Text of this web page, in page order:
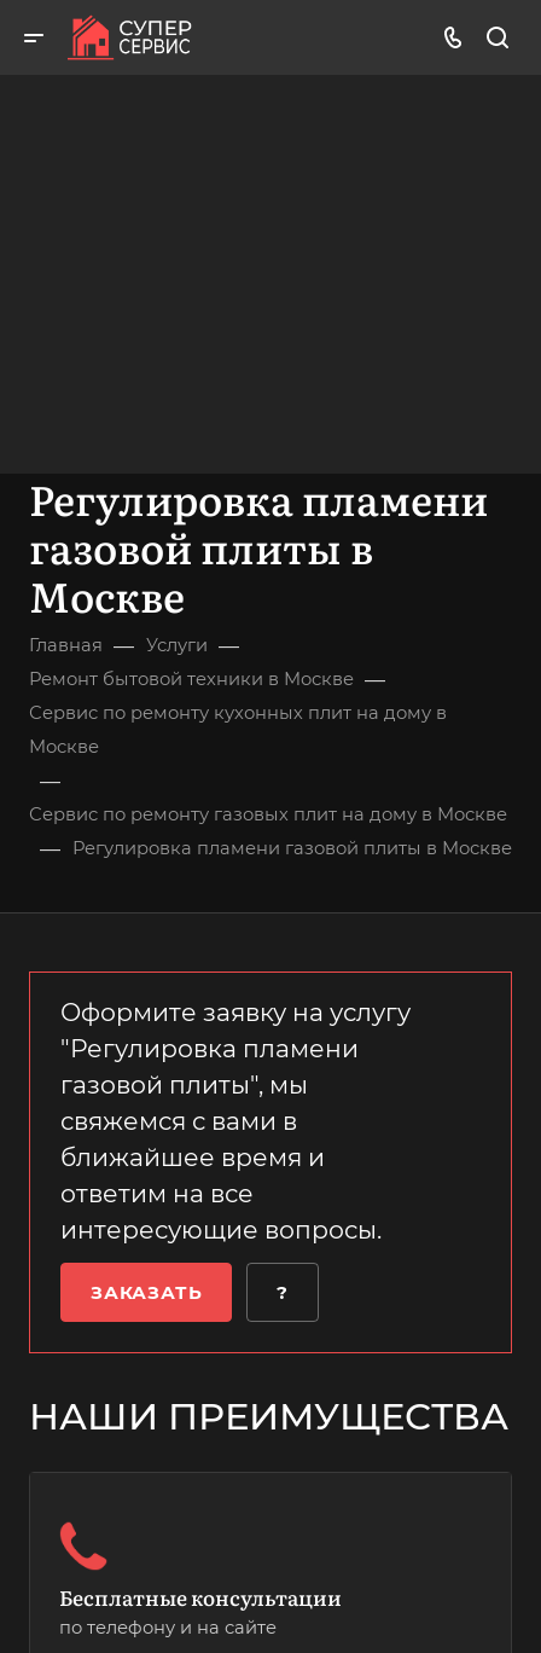
Регулировка пламени
газовой плиты в
Москве
Главная — Услуги —
Ремонт бытовой техники в Москве —
Сервис по ремонту кухонных плит на дому в
Москве
—
Сервис по ремонту газовых плит на дому в Москве
— Регулировка пламени газовой плиты в Москве
Оформите заявку на услугу
"Регулировка пламени
газовой плиты", мы
свяжемся с вами в
ближайшее время и
ответим на все
интересующие вопросы.
ЗАКАЗАТЬ ?
НАШИ ПРЕИМУЩЕСТВА
Бесплатные консультации
по телефону и на сайте